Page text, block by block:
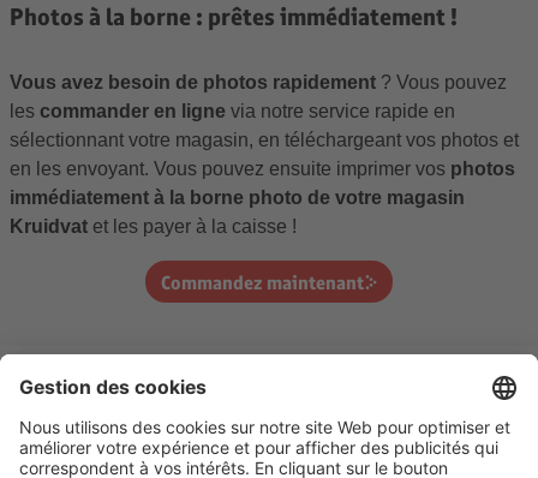
Photos à la borne : prêtes immédiatement !
Vous avez besoin de photos rapidement ? Vous pouvez
les commander en ligne via notre service rapide en
sélectionnant votre magasin, en téléchargeant vos photos et
en les envoyant. Vous pouvez ensuite imprimer vos photos
immédiatement à la borne photo de votre magasin
Kruidvat et les payer à la caisse !
Commandez maintenant
Tous les prix indiqués sont hors frais de traitement et d'envoi et TVA incluse.
après la saisie du code de remise. Les remises sont déduites sur les
commandes, placées pendant la période de promotion. Codes promos ne